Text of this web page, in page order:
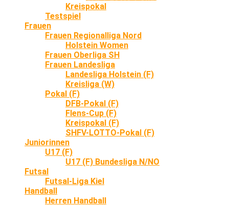
Kreispokal
Testspiel
Frauen
Frauen Regionalliga Nord
Holstein Women
Frauen Oberliga SH
Frauen Landesliga
Landesliga Holstein (F)
Kreisliga (W)
Pokal (F)
DFB-Pokal (F)
Flens-Cup (F)
Kreispokal (F)
SHFV-LOTTO-Pokal (F)
Juniorinnen
U17 (F)
U17 (F) Bundesliga N/NO
Futsal
Futsal-Liga Kiel
Handball
Herren Handball